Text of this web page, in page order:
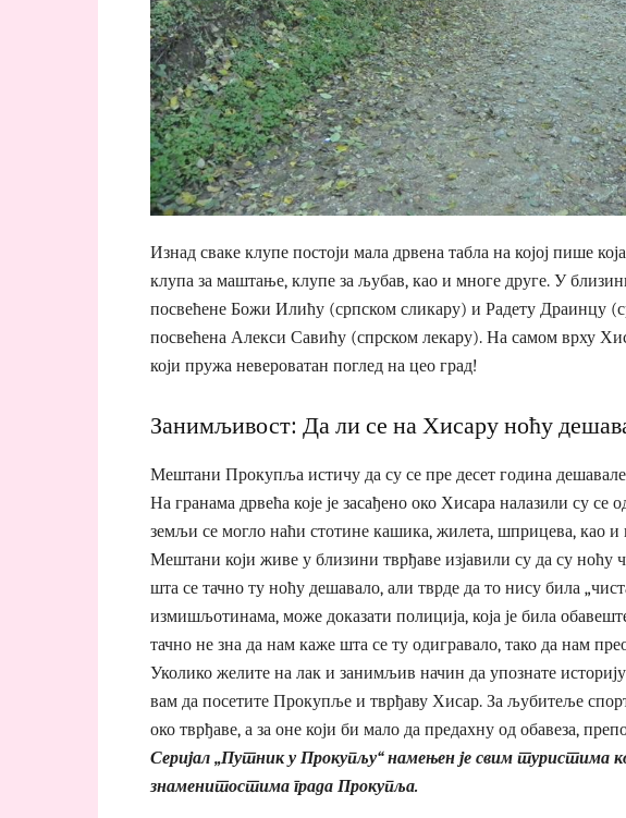
Изнад сваке клупе постоји мала дрвена табла на којој пише
клупа за маштање, клупе за љубав, као и многе друге. У
посвећене Божи Илићу (српском сликару) и Радету Драинцу
посвећена Алекси Савићу (спрском лекару). На самом врху
који пружа невероватан поглед на цео град!
Занимљивост: Да ли се на Хисару ноћу
Мештани Прокупља истичу да су се пре десет година
На гранама дрвећа које је засађено око Хисара налазили су
земљи се могло наћи стотине кашика, жилета, шприцева, као и
Мештани који живе у близини тврђаве изјавили су да су ноћу
шта се тачно ту ноћу дешавало, али тврде да то нису била
измишљотинама, може доказати полиција, која је била
тачно не зна да нам каже шта се ту одигравало, тако да нам
Уколико желите на лак и занимљив начин да упознате
вам да посетите Прокупље и тврђаву Хисар. За љубитеље
око тврђаве, а за оне који би мало да предахну од обавеза,
Серијал „Путник у Прокупљу“ намењен је свим туристима
знаменитостима града Прокупља.